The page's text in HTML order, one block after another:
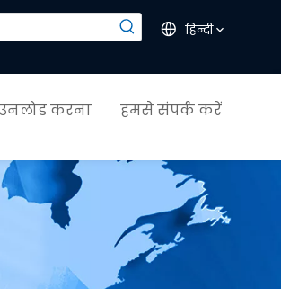
हिन्दी
करना हमसे संपर्क करें